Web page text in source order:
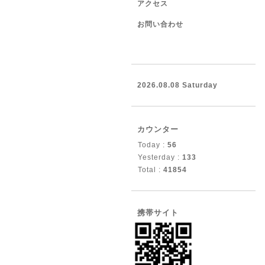
アクセス
お問い合わせ
2026.08.08 Saturday
カウンター
Today : 56
Yesterday : 133
Total : 41854
携帯サイト